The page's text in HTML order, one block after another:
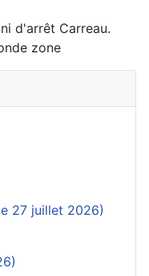
d'arrêt Carreau.
zone
27 juillet 2026)